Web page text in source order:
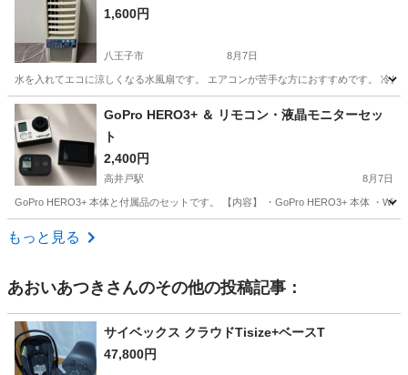
1,600円
八王子市 8月7日
水を入れてエコに涼しくなる水風扇です。 エアコンが苦手な方におすすめです。 冷
東京 八王子市 YAC
GoPro HERO3+ ＆ リモコン・液晶モニターセッ
ト
2,400円
高井戸駅 8月7日
GoPro HERO3+ 本体と付属品のセットです。 【内容】 ・GoPro HERO3+ 本体 ・Wi-
東京 杉並区
もっと見る
あおいあつき さんのその他の投稿記事：
サイベックス クラウドTisize+ベースT
47,800円